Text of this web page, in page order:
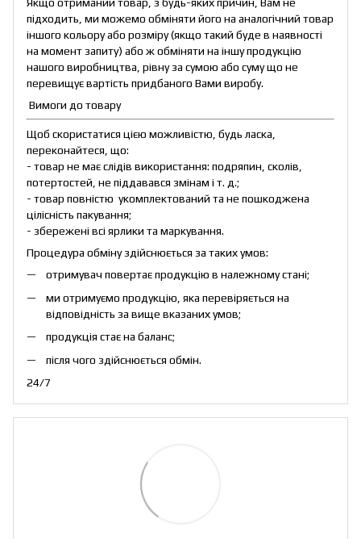
Якщо отриманий товар, з будь-яких причин, Вам не
підходить, ми можемо обміняти його на аналогічний товар
іншого кольору або розміру (якщо такий буде в наявності
на момент запиту) або ж обміняти на іншу продукцію
нашого виробництва, рівну за сумою або суму що не
перевищує вартість придбаного Вами виробу.
Вимоги до товару
Щоб скористатися цією можливістю, будь ласка,
переконайтеся, що:
- товар не має слідів використання: подряпин, сколів,
потертостей, не піддавався змінам і т. д.;
- товар повністю укомплектований та не пошкоджена
цілісність пакування;
- збережені всі ярлики та маркування.
Процедура обміну здійснюється за таких умов:
отримувач повертає продукцію в належному стані;
ми отримуємо продукцію, яка перевіряється на
відповідність за вище вказаних умов;
продукція стає на баланс;
після чого здійснюється обмін.
24/7